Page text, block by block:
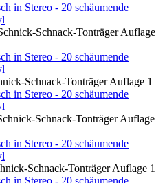
in Stereo - 20 schäumende
Schnack-Tonträger Auflage
in Stereo - 20 schäumende
Schnack-Tonträger Auflage 1
in Stereo - 20 schäumende
Schnack-Tonträger Auflage
in Stereo - 20 schäumende
Schnack-Tonträger Auflage 1
in Stereo - 20 schäumende